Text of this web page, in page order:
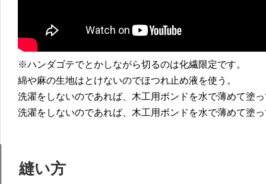
※ハンダゴテでとかしながら切るのは化繊限定です。
綿や麻の生地はとけないのでほつれ止め液を使う。
洗濯をしないのであれば、木工用ボンドを水で薄めて塗
洗濯をしないのであれば、木工用ボンドを水で薄めて塗
縫い方